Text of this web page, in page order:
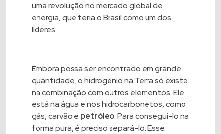
uma revolução no mercado global de
energia, que teria o Brasil como um dos
líderes.
Embora possa ser encontrado em grande
quantidade, o hidrogênio na Terra só existe
na combinação com outros elementos. Ele
está na água e nos hidrocarbonetos, como
gás, carvão e petróleo. Para consegui-lo na
forma pura, é preciso separá-lo. Esse